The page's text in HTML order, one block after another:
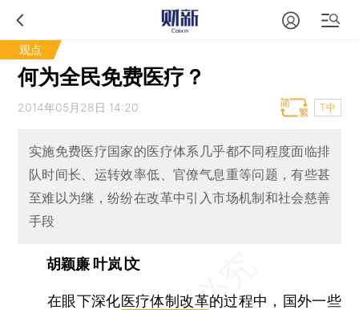
观点
何为全民免费医疗？
2014年05月28日 14:20 T中
实施免费医疗国家的医疗体系几乎都不同程度面临排
队时间长、运转效率低、官僚气息重等问题，有些甚
至难以为继，纷纷在改革中引入市场机制和社会慈善
手段
胡颖廉 叶岚∣文
在眼下深化医疗体制改革的过程中，国外一些